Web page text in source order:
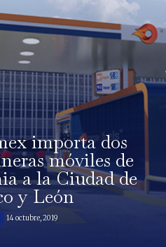
importa dos
móviles de
a la Ciudad de
y León
14 octubre, 2019